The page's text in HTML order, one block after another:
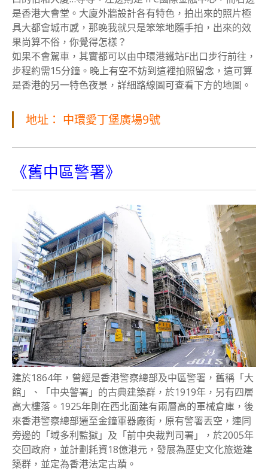
是香港大會堂。大廈外牆設計各有特色，拍出來的照片極
具大都會城市感，那晚我就只是笨笨地隨手拍，出來的效
果尚算不俗，你覺得怎樣？
如果不會駕車，其實都可以由中環港鐵站F出口步行前往，
步程約需15分鐘。晚上有空不妨到這裡拍照留念，這可算
是香港的另一特色夜景，詳細路線圖可查看下方的地圖。
地址： 中環愛丁堡廣場9號
《舊中區警署》
建於1864年，曾經是香港警察總部及中區警署，舊稱「大
館」、「中央警署」的古典建築群，於1919年，另有四層
高大樓落。1925年則在西北面建有兩層高的軍械倉庫，後
來香港警察總部遷至金鐘軍器廠街，原有警署丟空，連同
旁邊的「域多利監獄」及「前中央裁判司署」，於2005年
交回政府，並計劃耗資18億港元，發展為歷史文化旅遊建
築群，並定為香港法定古蹟。